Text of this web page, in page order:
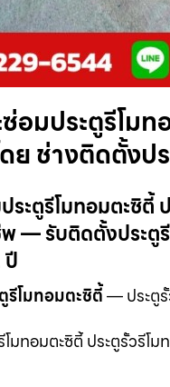
อมประตูรีโม
ย ช่างติดตั้งป
ะตูรีโมทอมตะซิตี้
— รับติดตั้งประตู
ปี
รีโมทอมตะซิตี้— ประตูรั้
มทอมตะซิตี้ ประตูรั้วรีโ